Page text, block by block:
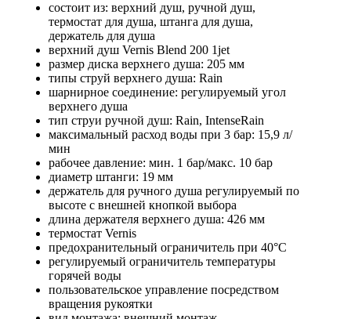
состоит из: верхний душ, ручной душ,
термостат для душа, штанга для душа,
держатель для душа
верхний душ Vernis Blend 200 1jet
размер диска верхнего душа: 205 мм
типы струй верхнего душа: Rain
шарнирное соединение: регулируемый угол
верхнего душа
тип струи ручной душ: Rain, IntenseRain
максимальный расход воды при 3 бар: 15,9 л/
мин
рабочее давление: мин. 1 бар/макс. 10 бар
диаметр штанги: 19 мм
держатель для ручного душа регулируемый по
высоте с внешней кнопкой выбора
длина держателя верхнего душа: 426 мм
термостат Vernis
предохранительный ограничитель при 40°C
регулируемый ограничитель температуры
горячей воды
пользовательское управление посредством
вращения рукоятки